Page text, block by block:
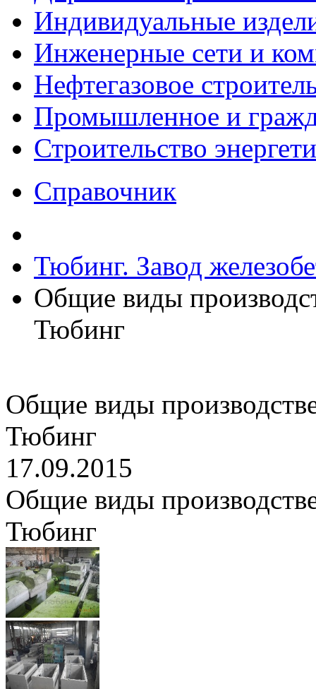
Индивидуальные
Инженерные сети и
Нефтегазовое
Промышленное и
Строительство
Справочник
Тюбинг. Завод
Общие виды
Тюбинг
Общие виды
Тюбинг
17.09.2015
Общие виды
Тюбинг